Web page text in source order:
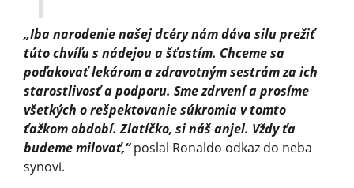
„Iba narodenie našej dcéry nám dáva silu prežiť
túto chvíľu s nádejou a šťastím. Chceme sa
poďakovať lekárom a zdravotným sestrám za ich
starostlivosť a podporu. Sme zdrvení a prosíme
všetkých o rešpektovanie súkromia v tomto
ťažkom období. Zlatíčko, si náš anjel. Vždy ťa
budeme milovať,“poslal Ronaldo odkaz do neba
synovi.